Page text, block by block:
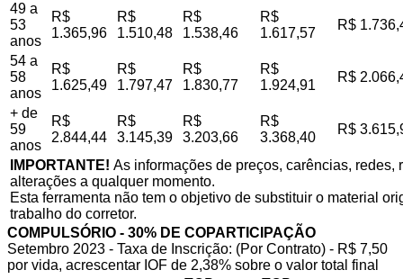
49 a
53
anos
R$
1.365,96
R$
1.510,48
R$
1.538,46
R$
1.617,57
R$
54 a
58
anos
R$
1.625,49
R$
1.797,47
R$
1.830,77
R$
1.924,91
R$
+ de
59
anos
R$
2.844,44
R$
3.145,39
R$
3.203,66
R$
3.368,40
R$
IMPORTANTE! As informações de preços, carências,
alterações a qualquer momento.
Esta ferramenta não tem o objetivo de substituir o material
trabalho do corretor.
COMPULSÓRIO - 30% DE COPARTICIPAÇÃO
Setembro 2023 - Taxa de Inscrição: (Por Contrato) - R$ 7,50
por vida, acrescentar IOF de 2,38% sobre o valor total final